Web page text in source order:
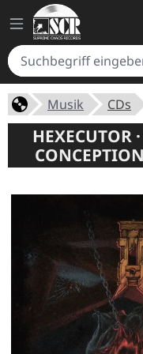
Musik CDs
HEXECUTOR